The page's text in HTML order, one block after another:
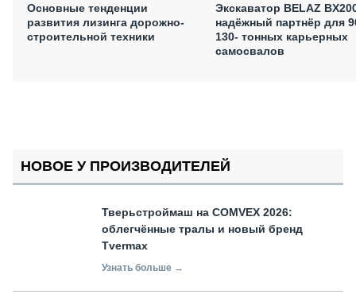
Основные тенденции
развития лизинга дорожно-
строительной техники
Экскаватор BELAZ
надёжный партнёр для
130- тонных карьерных
самосвалов
НОВОЕ У ПРОИЗВОДИТЕЛЕЙ
Тверьстроймаш на COMVEX 2026:
облегчённые тралы и новый бренд
Tvermax
Узнать больше →